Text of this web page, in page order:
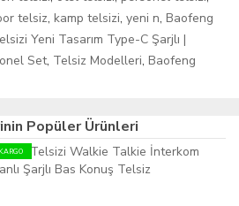
telsiz, kamp telsizi, yeni n, Baofeng
Yeni Tasarım Type-C Şarjlı |
Set, Telsiz Modelleri, Baofeng
Popüler Ürünleri